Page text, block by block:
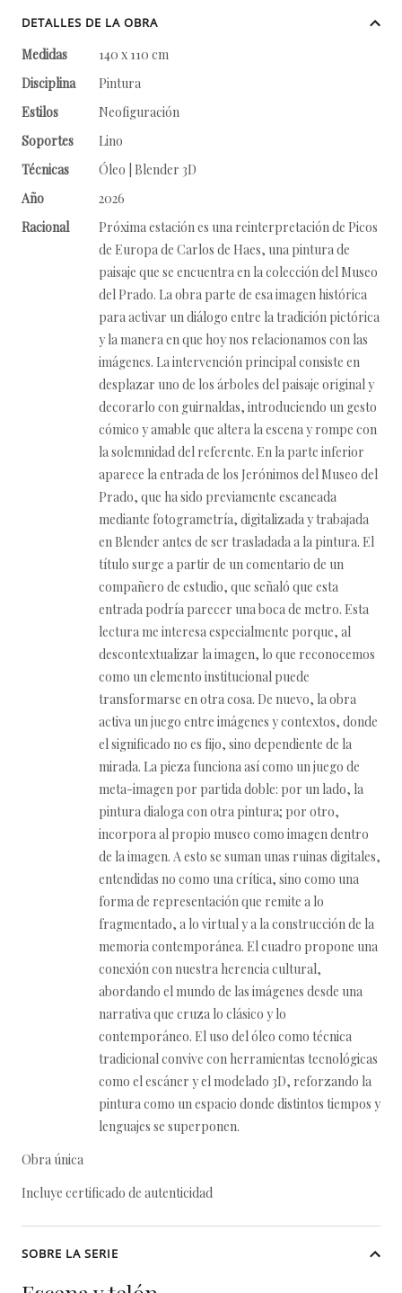
DETALLES DE LA OBRA
Medidas
140 x 110 cm
Disciplina
Pintura
Estilos
Neofiguración
Soportes
Lino
Técnicas
Óleo | Blender 3D
Año
2026
Racional
Próxima estación es una reinterpretación de Picos
de Europa de Carlos de Haes, una pintura de
paisaje que se encuentra en la colección del Museo
del Prado. La obra parte de esa imagen histórica
para activar un diálogo entre la tradición pictórica
y la manera en que hoy nos relacionamos con las
imágenes. La intervención principal consiste en
desplazar uno de los árboles del paisaje original y
decorarlo con guirnaldas, introduciendo un gesto
cómico y amable que altera la escena y rompe con
la solemnidad del referente. En la parte inferior
aparece la entrada de los Jerónimos del Museo del
Prado, que ha sido previamente escaneada
mediante fotogrametría, digitalizada y trabajada
en Blender antes de ser trasladada a la pintura. El
título surge a partir de un comentario de un
compañero de estudio, que señaló que esta
entrada podría parecer una boca de metro. Esta
lectura me interesa especialmente porque, al
descontextualizar la imagen, lo que reconocemos
como un elemento institucional puede
transformarse en otra cosa. De nuevo, la obra
activa un juego entre imágenes y contextos, donde
el significado no es fijo, sino dependiente de la
mirada. La pieza funciona así como un juego de
meta-imagen por partida doble: por un lado, la
pintura dialoga con otra pintura; por otro,
incorpora al propio museo como imagen dentro
de la imagen. A esto se suman unas ruinas digitales,
entendidas no como una crítica, sino como una
forma de representación que remite a lo
fragmentado, a lo virtual y a la construcción de la
memoria contemporánea. El cuadro propone una
conexión con nuestra herencia cultural,
abordando el mundo de las imágenes desde una
narrativa que cruza lo clásico y lo
contemporáneo. El uso del óleo como técnica
tradicional convive con herramientas tecnológicas
como el escáner y el modelado 3D, reforzando la
pintura como un espacio donde distintos tiempos y
lenguajes se superponen.
Obra única
Incluye certificado de autenticidad
SOBRE LA SERIE